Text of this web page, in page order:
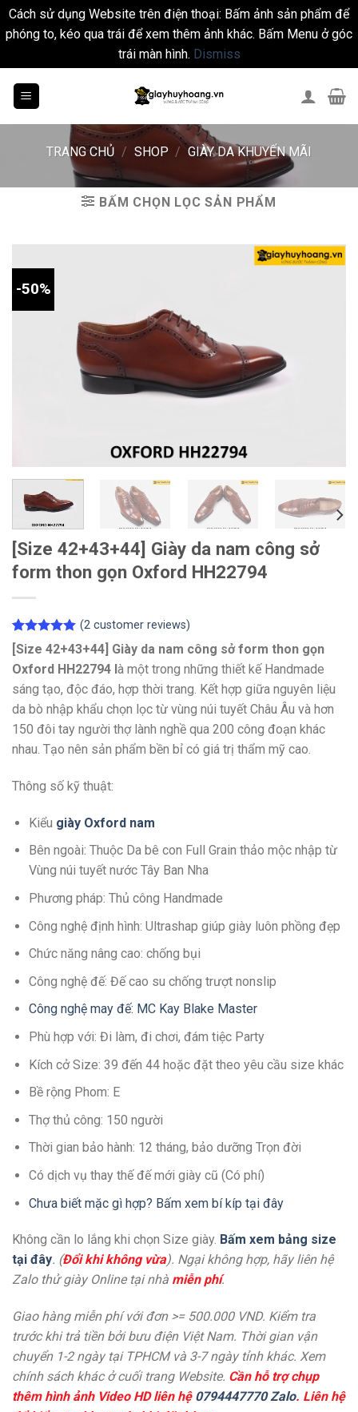
Cách sử dụng Website trên điện thoại: Bấm ảnh sản phẩm để
phóng to, kéo qua trái để xem thêm ảnh khác. Bấm Menu ở góc
trái màn hình. Dismiss
TRANG CHỦ / SHOP / GIÀY DA KHUYẾN MÃI
BẤM CHỌN LỌC SẢN PHẨM
-50%
[Size 42+43+44] Giày da nam công sở
form thon gọn Oxford HH22794
Rated5.00
out of 5
based on
2
customer
ratings
(2customer reviews)
[Size 42+43+44] Giày da nam công sở form thon gọn
Oxford HH22794 l à một trong những thiết kế Handmade
sáng tạo, độc đáo, hợp thời trang. Kết hợp giữa nguyên liệu
da bò nhập khẩu chọn lọc từ vùng núi tuyết Châu Âu và hơn
150 đôi tay người thợ lành nghề qua 200 công đoạn khác
nhau. Tạo nên sản phẩm bền bỉ có giá trị thẩm mỹ cao.
Thông số kỹ thuật:
Kiểu giày Oxford nam
Bên ngoài: Thuộc Da bê con Full Grain thảo mộc nhập từ
Vùng núi tuyết nước Tây Ban Nha
Phương pháp: Thủ công Handmade
Công nghệ định hình: Ultrashap giúp giày luôn phồng đẹp
Chức năng nâng cao: chống bụi
Công nghệ đế: Đế cao su chống trượt nonslip
Công nghệ may đế: MC Kay Blake Master
Phù hợp với: Đi làm, đi chơi, đám tiệc Party
Kích cở Size: 39 đến 44 hoặc đặt theo yêu cầu size khác
Bề rộng Phom: E
Thợ thủ công: 150 người
Thời gian bảo hành: 12 tháng, bảo dưỡng Trọn đời
Có dịch vụ thay thế đế mới giày cũ (Có phí)
Chưa biết mặc gì hợp? Bấm xem bí kíp tại đây
Không cần lo lắng khi chọn Size giày. Bấm xem bảng size
tại đây. (Đổi khi không vừa). Ngại không hợp, hãy liên hệ
Zalo thử giày Online tại nhà miễn phí.
Giao hàng miễn phí với đơn >= 500.000 VND. Kiểm tra
trước khi trả tiền bởi bưu điện Việt Nam. Thời gian vận
chuyển 1-2 ngày tại TPHCM và 3-7 ngày tỉnh khác. Xem
chính sách khác ở cuối trang Website. Cần hỗ trợ chụp
thêm hình ảnh Video HD liên hệ 0794447770 Zalo. Liên hệ